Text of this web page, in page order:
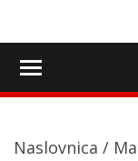
Naslovnica /